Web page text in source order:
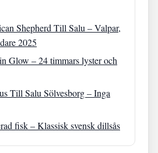
Shepherd Till Salu – Valpar,
2025
Glow – 24 timmars lyster och
Till Salu Sölvesborg – Inga
fisk – Klassisk svensk dillsås